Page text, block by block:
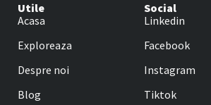
Utile
Acasa
Exploreaza
Despre noi
Blog
Social
Linkedin
Facebook
Instagram
Tiktok